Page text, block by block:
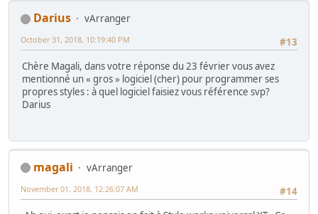
Darius
vArranger
#13
October 31, 2018, 10:19:40 PM
Chère Magali, dans votre réponse du 23 février vous avez
mentionné un « gros » logiciel (cher) pour programmer ses
propres styles : à quel logiciel faisiez vous référence svp?
Darius
magali
vArranger
#14
November 01, 2018, 12:26:07 AM